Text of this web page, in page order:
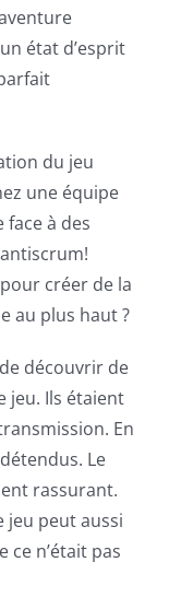
état d’esprit
du jeu
une équipe
face à des
créer de la
au plus haut ?
découvrir de
jeu. Ils étaient
En
Le
rassurant.
jeu peut aussi
ce n’était pas